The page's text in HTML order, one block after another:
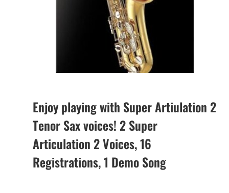
Enjoy playing with Super Artiulation 2
Tenor Sax voices! 2 Super
Articulation 2 Voices, 16
Registrations, 1 Demo Song